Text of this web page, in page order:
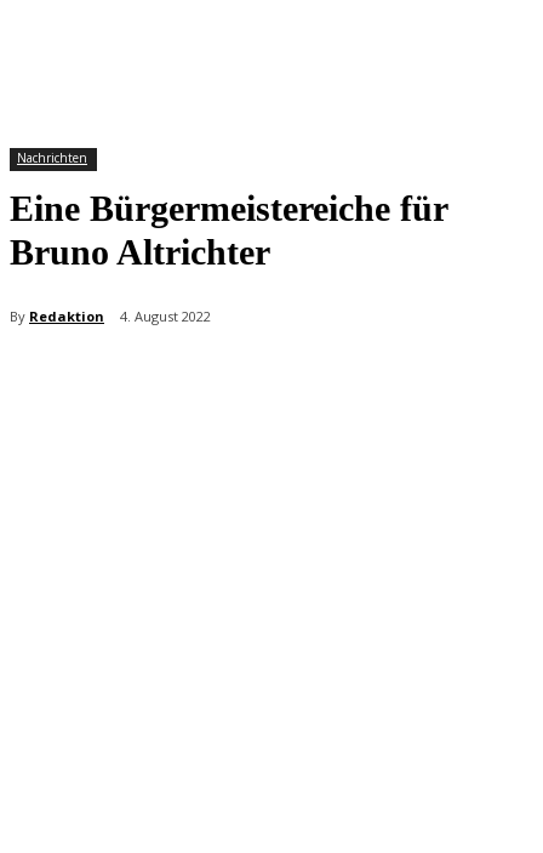
Nachrichten
Eine Bürgermeistereiche für
Bruno Altrichter
By Redaktion 4. August 2022